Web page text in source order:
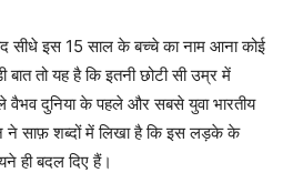
सीधे इस 15 साल के बच्चे का नाम आना कोई
बात तो यह है कि इतनी छोटी सी उम्र में
दुनिया के पहले और सबसे युवा भारतीय
साफ़ शब्दों में लिखा है कि इस लड़के के
ही बदल दिए हैं।